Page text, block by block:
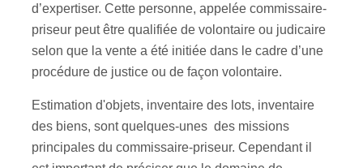
d’expertiser. Cette personne, appelée commissaire-
priseur peut être qualifiée de volontaire ou judicaire
selon que la vente a été initiée dans le cadre d’une
procédure de justice ou de façon volontaire.
Estimation d'objets, inventaire des lots, inventaire
des biens, sont quelques-unes des missions
principales du commissaire-priseur. Cependant il